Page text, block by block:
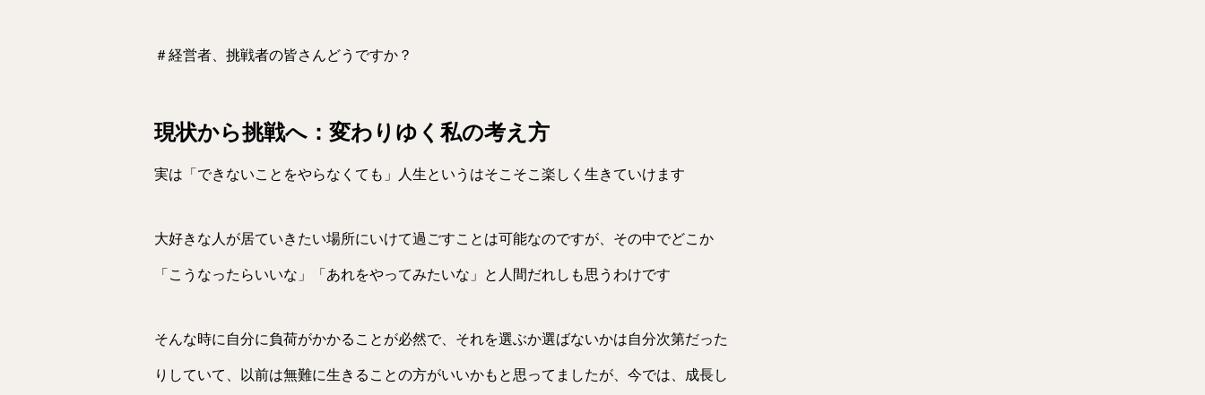
＃経営者、挑戦者の皆さんどうですか？
現状から挑戦へ：変わりゆく私の考え方
実は「できないことをやらなくても」人生というはそこそこ楽しく生きていけます
大好きな人が居ていきたい場所にいけて過ごすことは可能なのですが、その中でどこか
「こうなったらいいな」「あれをやってみたいな」と人間だれしも思うわけです
そんな時に自分に負荷がかかることが必然で、それを選ぶか選ばないかは自分次第だった
りしていて、以前は無難に生きることの方がいいかもと思ってましたが、今では、成長し